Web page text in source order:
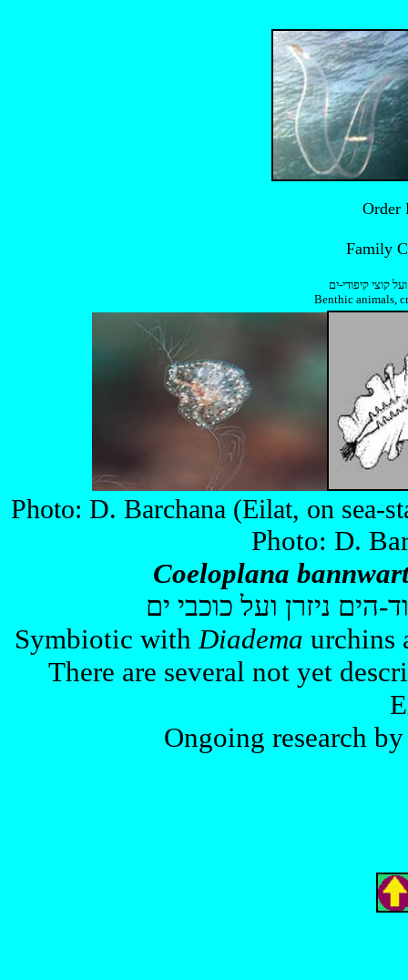
קוצי קיפודי-ים
Benthic animals,
Photo: D. Barchana (Eilat,
Photo: D.
Coeloplana
הים ניזרן ועל כוכבי ים
Symbiotic withDiadema urchins
There are several not yet
Ongoing research